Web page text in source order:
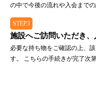
の中で今後の流れや入会まで
STEP3
施設へご訪問いただき、
必要な持ち物をご確認の上、
す。 こちらの手続きが完了次